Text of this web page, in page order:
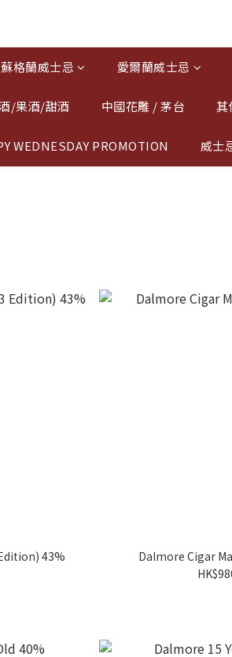
蘇格蘭威士忌 愛爾蘭威士忌
/果酒/甜酒 中國花雕 / 茅台 其
WEDNESDAY PROMOTION 威士
43%
Dalmore Cigar